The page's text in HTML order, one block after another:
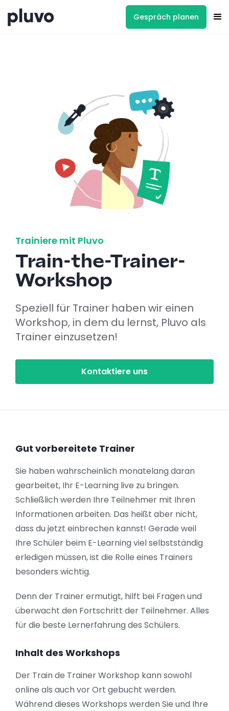
Gespräch planen
Trainiere mit Pluvo
Train-the-Trainer-
Workshop
Speziell für Trainer haben wir einen
Workshop, in dem du lernst, Pluvo als
Trainer einzusetzen!
Kontaktiere uns
Gut vorbereitete Trainer
Sie haben wahrscheinlich monatelang daran
gearbeitet, Ihr E-Learning live zu bringen.
Schließlich werden Ihre Teilnehmer mit Ihren
Informationen arbeiten. Das heißt aber nicht,
dass du jetzt einbrechen kannst! Gerade weil
Ihre Schüler beim E-Learning viel selbstständig
erledigen müssen, ist die Rolle eines Trainers
besonders wichtig.
Denn der Trainer ermutigt, hilft bei Fragen und
überwacht den Fortschritt der Teilnehmer. Alles
für die beste Lernerfahrung des Schülers.
Inhalt des Workshops
Der Train de Trainer Workshop kann sowohl
online als auch vor Ort gebucht werden.
Während dieses Workshops werden Sie und Ihre